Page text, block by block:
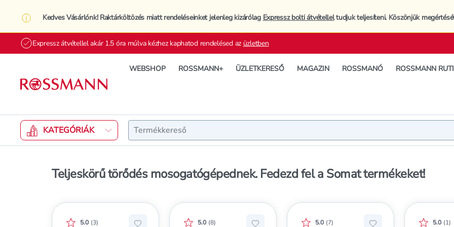
Kedves Vásárlónk! Raktárköltözés miatt rendeléseinket jelenleg kizárólag Expressz bolti átvételleltudjuk teljesíteni. Köszönjük
Expressz átvétellel akár 1.5 óra múlva kézhez kaphatod rendelésed az üzletben
WEBSHOP ROSSMANN+ ÜZLETKERESŐ MAGAZIN ROSSMANÓ ROSSMANN
KATEGÓRIÁK Keresés
Teljeskörű törődés mosogatógépednek. Fedezd fel a Somat termékeket!
Értékelés pontszáma:
5.0 (3) Értékelés pontszáma:
5.0 (8) Értékelés pontszáma:
5.0 (7) 5.0 (1)